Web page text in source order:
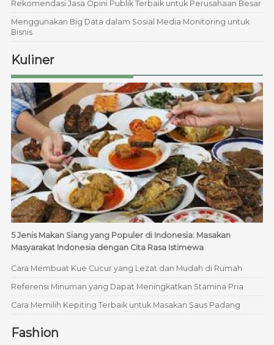
Rekomendasi Jasa Opini Publik Terbaik untuk Perusahaan Besar
Menggunakan Big Data dalam Sosial Media Monitoring untuk
Bisnis
Kuliner
5 Jenis Makan Siang yang Populer di Indonesia: Masakan
Masyarakat Indonesia dengan Cita Rasa Istimewa
Cara Membuat Kue Cucur yang Lezat dan Mudah di Rumah
Referensi Minuman yang Dapat Meningkatkan Stamina Pria
Cara Memilih Kepiting Terbaik untuk Masakan Saus Padang
Fashion